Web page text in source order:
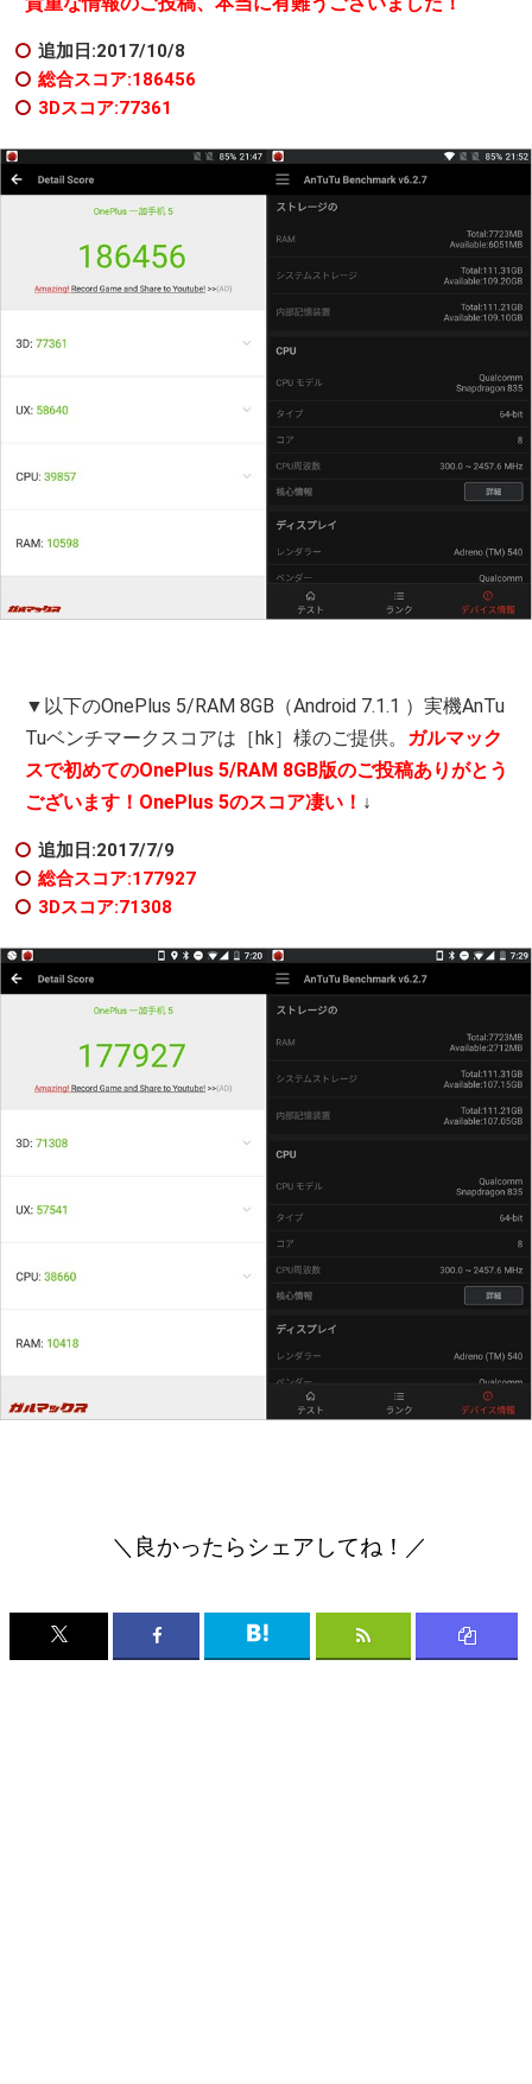
追加日:2017/10/8
総合スコア:186456
3Dスコア:77361
▼以下のOnePlus 5/RAM 8GB（Android 7.1.1 ）実機AnTu
Tuベンチマークスコアは［hk］様のご提供。 ガルマック
スで初めてのOnePlus 5/RAM 8GB版のご投稿ありがとう
ございます！OnePlus 5のスコア凄い！ ↓
追加日:2017/7/9
総合スコア:177927
3Dスコア:71308
＼良かったらシェアしてね！／